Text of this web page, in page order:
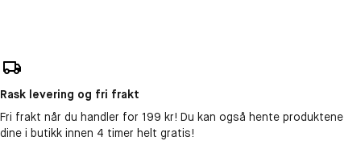
Rask levering og fri frakt
Fri frakt når du handler for 199 kr! Du kan også hente produktene
dine i butikk innen 4 timer helt gratis!